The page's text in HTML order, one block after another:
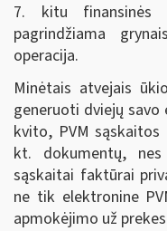
7. kitu finansinės
pagrindžiama
operacija.
Minėtais atvejais
generuoti dviejų
kvito, PVM
kt. dokumentų,
sąskaitai faktūrai
ne tik elektronine
apmokėjimo už